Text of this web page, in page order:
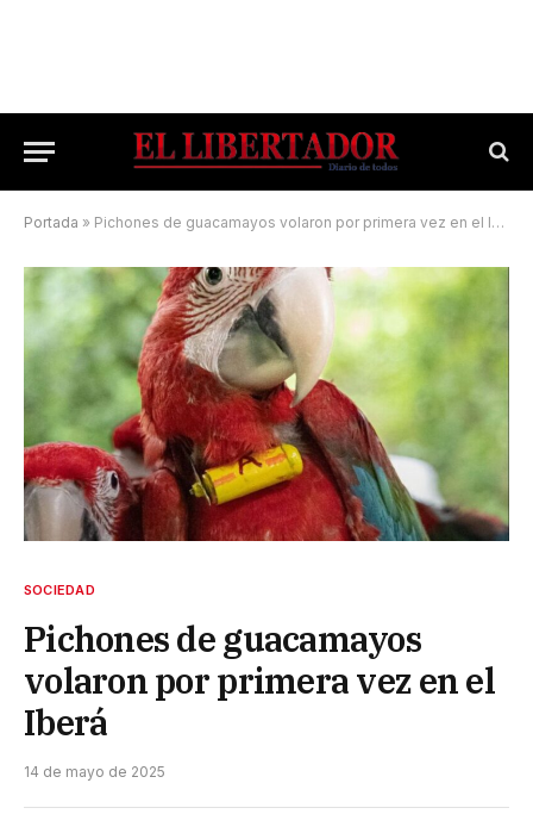
Portada » Pichones de guacamayos volaron por primera vez en el Iberá
SOCIEDAD
Pichones de guacamayos
volaron por primera vez en el
Iberá
14 de mayo de 2025